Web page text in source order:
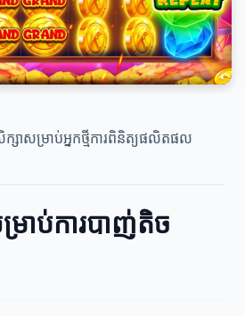
សាសម្រាប់អ្នកថ្មីការពិនិត្យផលិតផល
រាប់ការបាញ់តិច